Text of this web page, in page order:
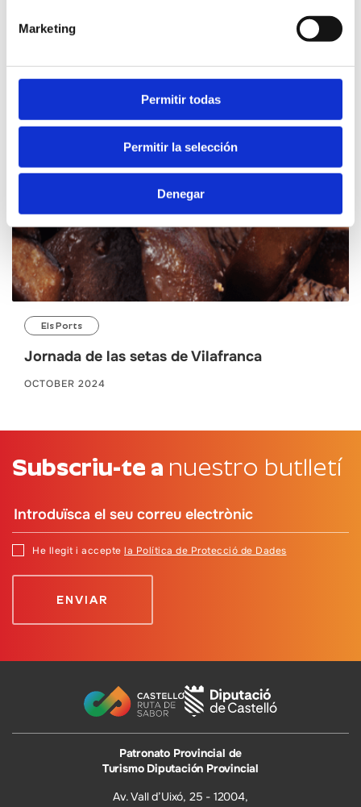
Marketing
Permitir todas
Permitir la selección
Denegar
Sant Antoni
Els Ports
Jornada de las setas de Vilafranca
OCTOBER 2024
Subscriu-te a nuestro butlletí
He llegit i accepte la Política de Protecció de Dades
Patronato Provincial de
Turismo Diputación Provincial
Av. Vall d’Uixó, 25 - 12004,